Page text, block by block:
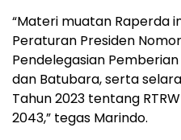
“Materi muatan Raperda
Peraturan Presiden
Pendelegasian
dan Batubara, serta
Tahun 2023 tentang
2043,” tegas Marindo.